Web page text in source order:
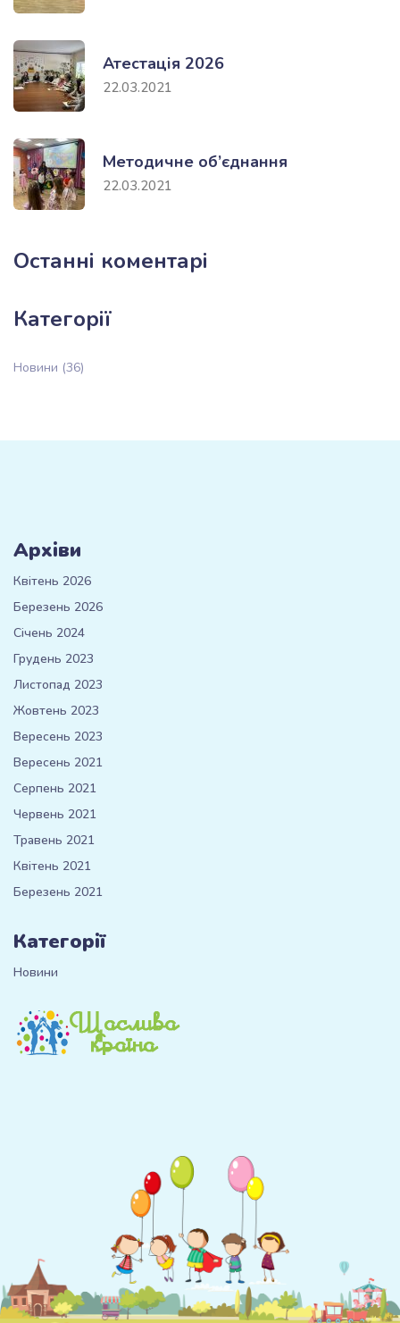
Атестація 2026
22.03.2021
Методичне об’єднання
22.03.2021
Останні коментарі
Категорії
Новини (36)
Архіви
Квітень 2026
Березень 2026
Січень 2024
Грудень 2023
Листопад 2023
Жовтень 2023
Вересень 2023
Вересень 2021
Серпень 2021
Червень 2021
Травень 2021
Квітень 2021
Березень 2021
Категорії
Новини